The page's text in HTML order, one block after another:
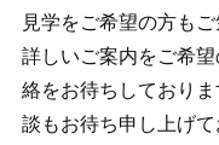
見学をご希望の方も
詳しいご案内をご希
絡をお待ちしており
談もお待ち申し上げ